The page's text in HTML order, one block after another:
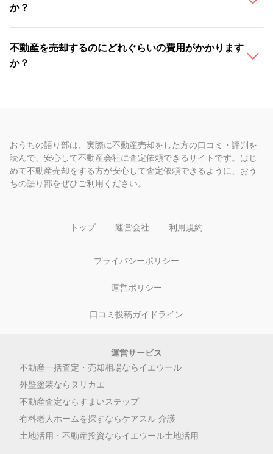
か？
不動産を売却するのにどれぐらいの費用がかかります
か？
おうちの語り部は、実際に不動産売却をした方の口コミ・評判を
読んで、安心して不動産会社に査定依頼できるサイトです。はじ
めて不動産売却をする方が安心して査定依頼できるように、おう
ちの語り部をぜひご利用ください。
トップ 運営会社 利用規約
プライバシーポリシー
運営ポリシー
口コミ投稿ガイドライン
運営サービス
不動産一括査定・売却相場ならイエウール
外壁塗装ならヌリカエ
不動産査定ならすまいステップ
有料老人ホームを探すならケアスル 介護
土地活用・不動産投資ならイエウール土地活用